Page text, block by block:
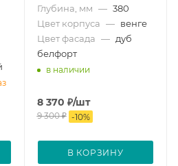
Глубина, мм — 380
Цвет корпуса — венге
Цвет фасада — дуб
белфорт
в наличии
8 370 ₽/шт
9 300₽ -10%
В КОРЗИНУ